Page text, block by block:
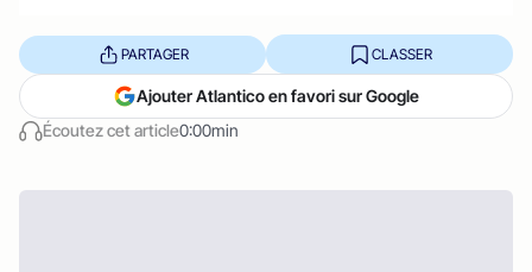
Écoutez cet article0:00min
PARTAGER CLASSER
Ajouter Atlantico en favori sur Google